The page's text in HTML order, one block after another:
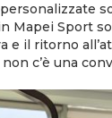
Mapei Sport
il ritorno
c’è una